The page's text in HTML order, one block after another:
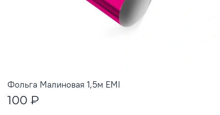
Фольга Малиновая 1,5м EMI
100 ₽